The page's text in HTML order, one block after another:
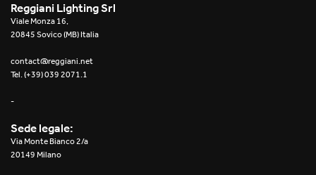
Envios IP66
Incline Dark Performance
Mosaico Easy-IOS
Re Low LED
Reggiani Lighting Srl
Viale Monza 16,
20845 Sovico (MB) Italia
contact@reggiani.net
Tel. (+39) 039 2071.1
-
Sede legale:
Via Monte Bianco 2/a
20149 Milano